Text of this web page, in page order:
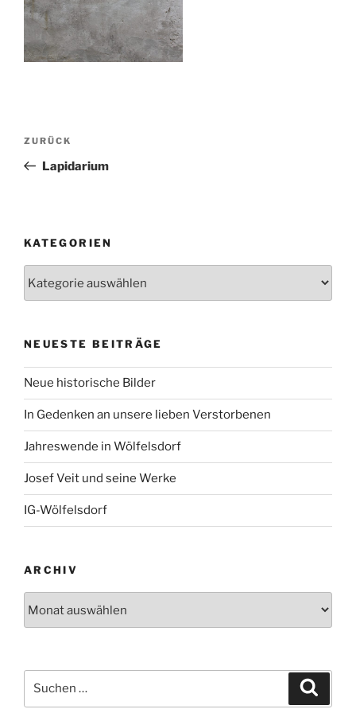
Beitragsnavigation
Vorheriger
Beitrag
ZURÜCK
Lapidarium
KATEGORIEN
NEUESTE BEITRÄGE
Neue historische Bilder
In Gedenken an unsere lieben Verstorbenen
Jahreswende in Wölfelsdorf
Josef Veit und seine Werke
IG-Wölfelsdorf
ARCHIV
nach: